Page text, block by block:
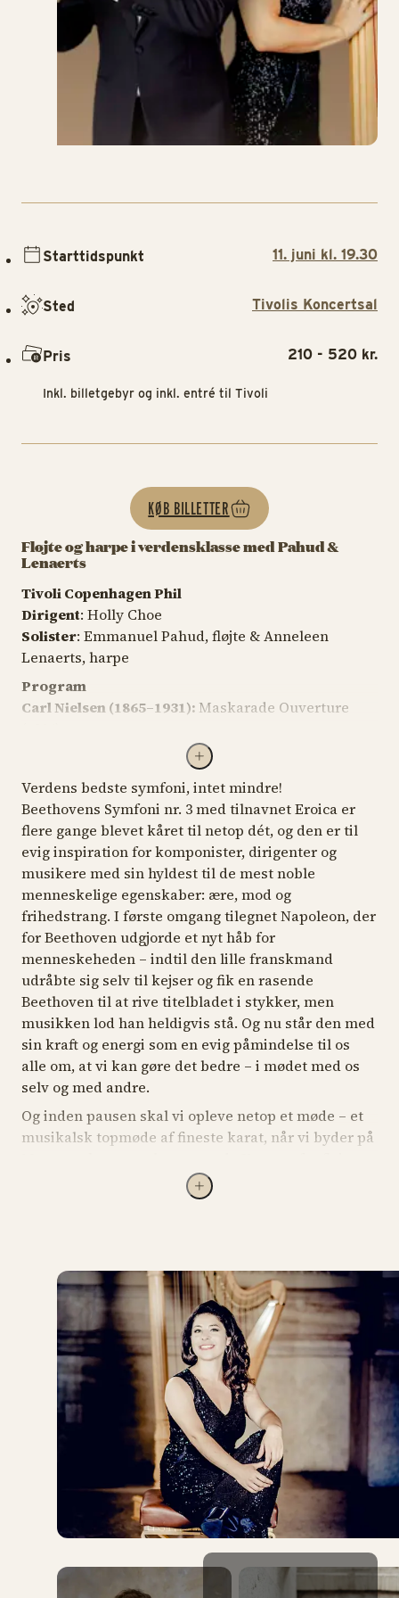
Fløjte og harpe i verdensklasse med Pahud &
Lenaerts
Tivoli Copenhagen Phil
Dirigent: Holly Choe
Solister: Emmanuel Pahud, fløjte & Anneleen
Lenaerts, harpe
Program
Carl Nielsen (1865–1931): Maskarade Ouverture
Wolfgang Amadeus Mozart (1756–1791):
for fløjte og harpe i C-dur, K. 299 (1778)
–
Ludwig van Beethoven (1770–1827): Symfoni nr. 3 i
Es-dur, op. 55 ”Eroica” (1803)
Verdens bedste symfoni, intet mindre!
Beethovens Symfoni nr. 3med tilnavnetEroica er
flere gange blevet kåret til netop dét, og den er til
evig inspiration for komponister, dirigenter og
musikere med sin hyldest til de mest noble
menneskelige egenskaber: ære, mod og
frihedstrang. I første omgang tilegnet Napoleon, der
for Beethoven udgjorde et nyt håb for
menneskeheden – indtil den lille franskmand
udråbte sig selv til kejser og fik en rasende
Beethoven til at rive titelbladet i stykker, men
musikken lod han heldigvis stå. Og nu står den med
sin kraft og energi som en evig påmindelse til os
alle om, at vi kan gøre det bedre – i mødet med os
selv og med andre.
Og inden pausen skal vi opleve netop et møde – et
musikalsk topmøde af fineste karat, når vi byder på
. Sonningprismodtager Emmanuel
Pahud, træblæsernes ukronede konge, har løftet
karriere som solofløjtenist ved Berliner
Filharmonikerne, er en profileret solist i alverdens
koncertsale. Ved denne unikke koncert spiller han
sammen med soloharpenist ved Wiener
Filharmonikerne, Anneleen Lenaerts, som er blandt
verdens førende harpenister, og som tryllebinder
publikum med sin sublime teknik og raffinerede
klang. Denne aften kan du altså opleve de to
verdensstjerner i sublimt samspil, når de sammen
får luften til at gnistre i Mozarts sprudlende
ungdomsværk. Koncerten indledes med en
skinnende dansk musikalsk kronjuvel: Carl
Nielsens ouverturetilMaskarade.
Starttidspunkt 11. juni kl. 19.30
Sted Tivolis Koncertsal
Pris 210 - 520 kr.
Inkl. billetgebyr og inkl. entré til Tivoli
KØB BILLETTER